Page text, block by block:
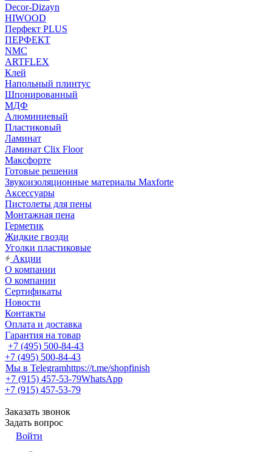
Decor-Dizayn
HIWOOD
Перфект PLUS
ПЕРФЕКТ
NMC
ARTFLEX
Клей
Напольный плинтус
Шпонированный
МДФ
Алюминиевый
Пластиковый
Ламинат
Ламинат Clix Floor
Максфорте
Готовые решения
Звукоизоляционные материалы Maxforte
Аксессуары
Пистолеты для пены
Монтажная пена
Герметик
Жидкие гвозди
Уголки пластиковые
Акции
О компании
О компании
Сертификаты
Новости
Контакты
Оплата и доставка
Гарантия на товар
+7 (495) 500-84-43
+7 (495) 500-84-43
Мы в Telegramhttps://t.me/shopfinish
+7 (915) 457-53-79WhatsApp
+7 (915) 457-53-79
Заказать звонок
Задать вопрос
Войти